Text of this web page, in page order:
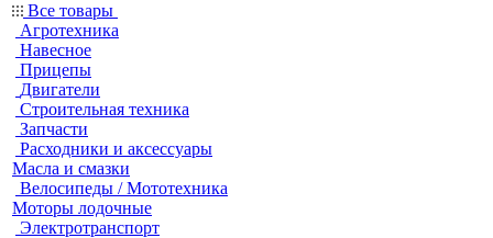
Все товары
Агротехника
Навесное
Прицепы
Двигатели
Строительная техника
Запчасти
Расходники и аксессуары
Масла и смазки
Велосипеды / Мототехника
Моторы лодочные
Электротранспорт